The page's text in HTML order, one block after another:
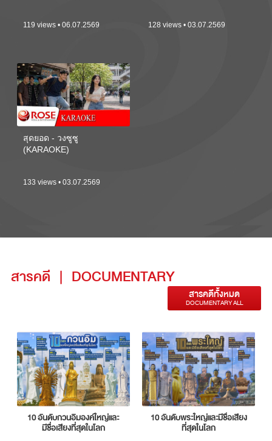
119 views • 06.07.2569 128 views • 03.07.2569
สุดยอด - วงซูซู
(KARAOKE)
133 views • 03.07.2569
สารคดี | DOCUMENTARY
สารคดีทั้งหมด
DOCUMENTARY ALL
10 อันดับกวนอิมองค์ใหญ่และ
มีชื่อเสียงที่สุดในโลก
10 อันดับพระใหญ่และมีชื่อเสียง
ที่สุดในโลก